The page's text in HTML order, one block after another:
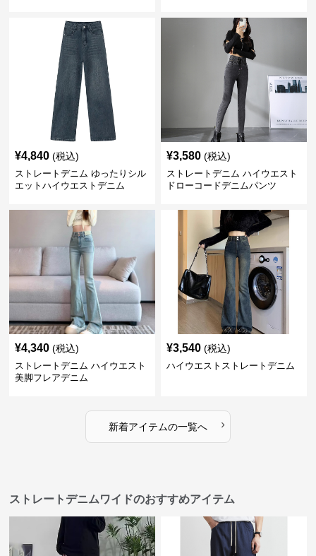
¥4,840 (税込)
ストレートデニム ゆったりシル
エットハイウエストデニム
¥3,580 (税込)
ストレートデニム ハイウエスト
ドローコードデニムパンツ
¥4,340 (税込)
ストレートデニム ハイウエスト
美脚フレアデニム
¥3,540 (税込)
ハイウエストストレートデニム
新着アイテムの一覧へ ›
ストレートデニムワイドのおすすめアイテム